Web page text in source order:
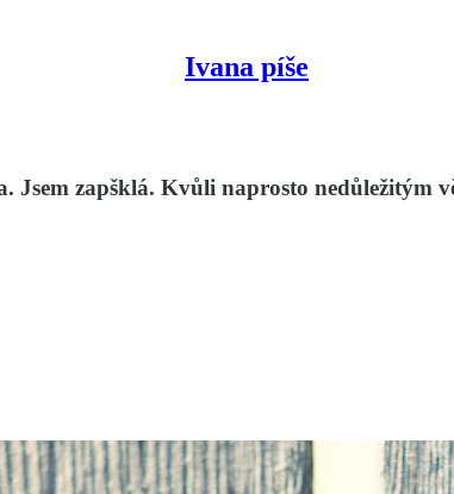
Ivana píše
Jsem zapšklá. Kvůli naprosto nedůležitým